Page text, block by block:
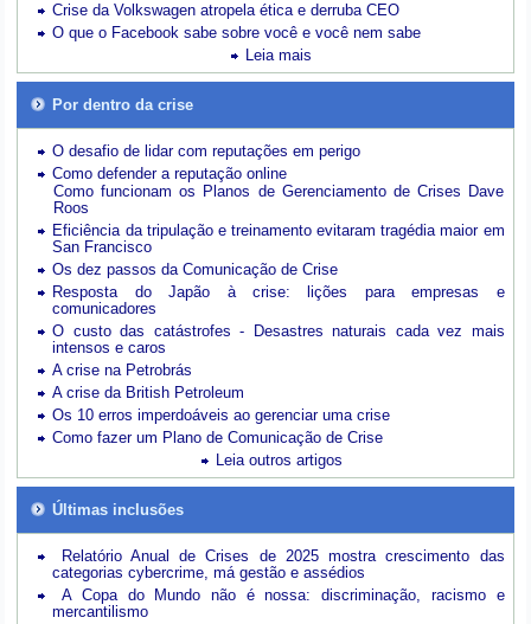
Crise da Volkswagen atropela ética e derruba CEO
O que o Facebook sabe sobre você e você nem sabe
Leia mais
Por dentro da crise
O desafio de lidar com reputações em perigo
Como defender a reputação online
Como funcionam os Planos de Gerenciamento de Crises Dave
Roos
Eficiência da tripulação e treinamento evitaram tragédia maior em
San Francisco
Os dez passos da Comunicação de Crise
Resposta do Japão à crise: lições para empresas e
comunicadores
O custo das catástrofes -
Desastres naturais cada vez mais
intensos e caros
A crise na Petrobrás
A crise da British Petroleum
Os 10 erros imperdoáveis ao gerenciar uma crise
Como fazer um Plano de Comunicação de Crise
Leia outros artigos
Últimas inclusões
Relatório Anual de Crises de 2025 mostra crescimento das
categorias cybercrime, má gestão e assédios
A Copa do Mundo não é nossa: discriminação, racismo e
mercantilismo